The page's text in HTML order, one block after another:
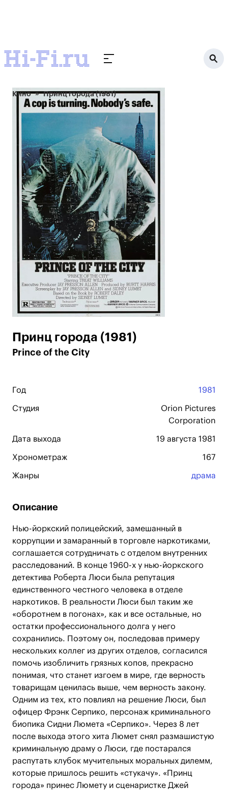
Кино Принц города (1981)
Принц города (1981)
Prince of the City
Год 1981
Студия
Orion Pictures
Corporation
Дата выхода 19 августа 1981
Хронометраж 167
Жанры драма
Описание
Нью-йоркский полицейский, замешанный в
коррупции и замаранный в торговле наркотиками,
соглашается сотрудничать с отделом внутренних
расследований. В конце 1960-х у нью-йоркского
детектива Роберта Люси была репутация
единственного честного человека в отделе
наркотиков. В реальности Люси был таким же
«оборотнем в погонах», как и все остальные, но
остатки профессионального долга у него
сохранились. Поэтому он, последовав примеру
нескольких коллег из других отделов, согласился
помочь изобличить грязных копов, прекрасно
понимая, что станет изгоем в мире, где верность
товарищам ценилась выше, чем верность закону.
Одним из тех, кто повлиял на решение Люси, был
офицер Фрэнк Серпико, персонаж криминального
биопика Сидни Люмета «Серпико». Через 8 лет
после выхода этого хита Люмет снял размашистую
криминальную драму о Люси, где постарался
распутать клубок мучительных моральных дилемм,
которые пришлось решить «стукачу». «Принц
города» принес Люмету и сценаристке Джей